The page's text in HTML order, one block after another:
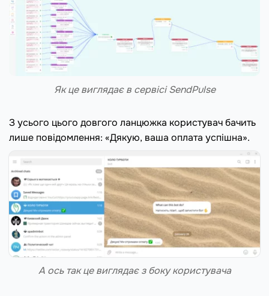
Як це виглядає в сервісі SendPulse
З усього цього довгого ланцюжка користувач бачить
лише повідомлення: «Дякую, ваша оплата успішна».
А ось так це виглядає з боку користувача